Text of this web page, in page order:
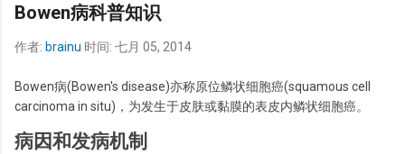
Bowen病科普知识
作者: brainu 时间: 七月 05, 2014
Bowen病(Bowen's disease)亦称原位鳞状细胞癌(squamous cell
carcinoma in situ)，为发生于皮肤或黏膜的表皮内鳞状细胞癌。
病因和发病机制